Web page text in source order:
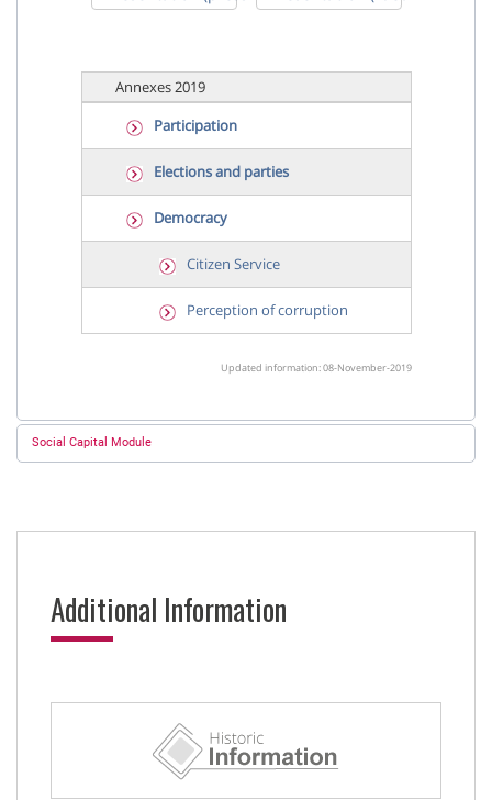
Annexes 2019
Participation
Elections and parties
Democracy
Citizen Service
Perception of corruption
Updated information: 08-November-2019
Social Capital Module
Additional Information